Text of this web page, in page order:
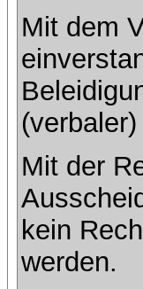
Mit dem
Mit der
kein
werden.